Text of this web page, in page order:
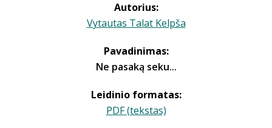
Autorius:
Vytautas Talat Kelpša
Pavadinimas:
Ne pasaką seku...
Leidinio formatas:
PDF (tekstas)